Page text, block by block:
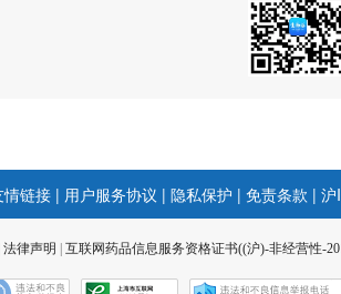
情链接 | 用户服务协议 | 隐私保护 | 免责条款 | 沪
法律声明 互联网药品信息服务资格证书((沪)-非经营性-